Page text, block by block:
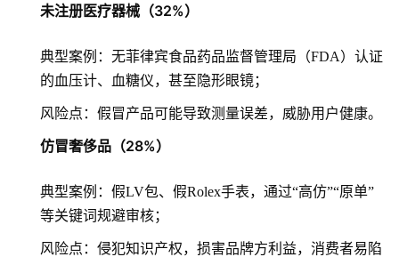
未注册医疗器械（32%）
典型案例：无菲律宾食品药品监督管理局（FDA）认证
的血压计、血糖仪，甚至隐形眼镜；
风险点：假冒产品可能导致测量误差，威胁用户健康。
仿冒奢侈品（28%）
典型案例：假LV包、假Rolex手表，通过“高仿”“原单”
等关键词规避审核；
风险点：侵犯知识产权，损害品牌方利益，消费者易陷